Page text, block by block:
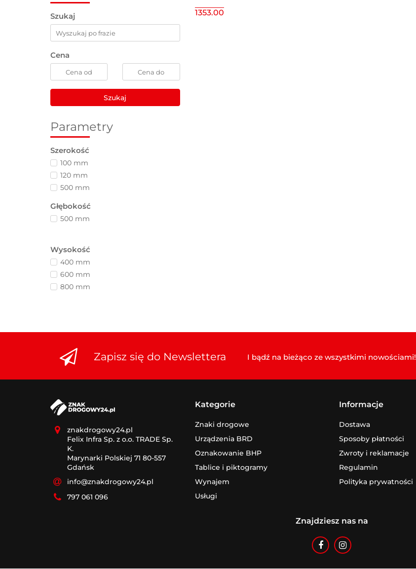
Szukaj
Cena
Szukaj
Parametry
Szerokość
100 mm
120 mm
500 mm
Głębokość
500 mm
Wysokość
400 mm
600 mm
800 mm
1353.00
Zapisz się do Newslettera I bądź na bieżąco ze wszystkimi nowościami!
znakdrogowy24.pl
Felix Infra Sp. z o.o. TRADE Sp.
K.
Marynarki Polskiej 71 80-557
Gdańsk
info@znakdrogowy24.pl
797 061 096
Kategorie
Znaki drogowe
Urządzenia BRD
Oznakowanie BHP
Tablice i piktogramy
Wynajem
Usługi
Informacje
Dostawa
Sposoby płatności
Zwroty i reklamacje
Regulamin
Polityka prywatności
Znajdziesz nas na